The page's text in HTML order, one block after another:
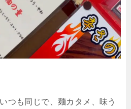
つも同じで、麺カタメ、味う